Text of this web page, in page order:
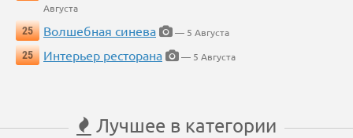
Августа
25
Волшебная синева
— 5 Августа
25
Интерьер ресторана — 5 Августа
Лучшее в категории